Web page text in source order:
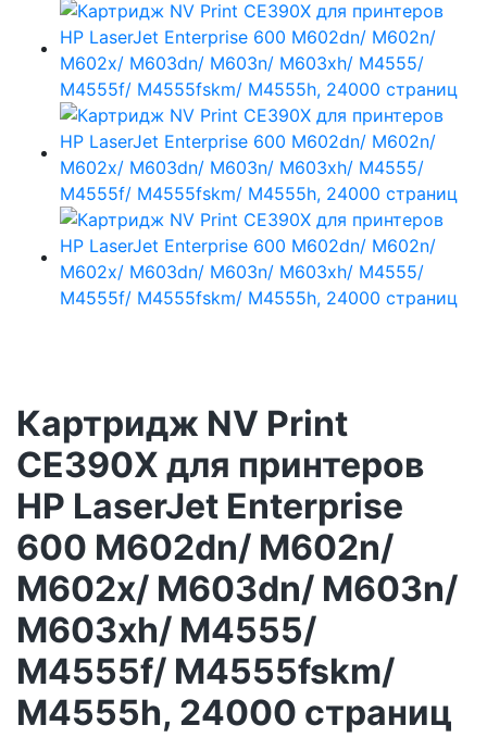
Картридж NV Print
CE390X для принтеров
HP LaserJet Enterprise
600 M602dn/ M602n/
M602x/ M603dn/ M603n/
M603xh/ M4555/
M4555f/ M4555fskm/
M4555h, 24000 страниц